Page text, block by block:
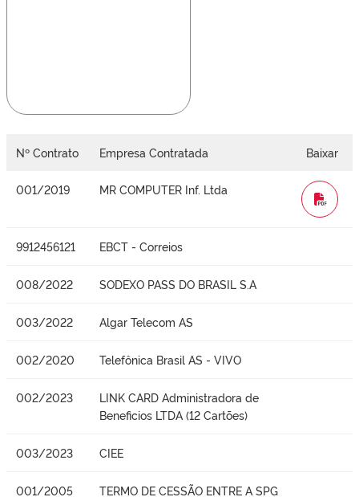
Nº Contrato Empresa Contratada Baixar
001/2019 MR COMPUTER Inf. Ltda
WORD
9912456121 EBCT - Correios
008/2022 SODEXO PASS DO BRASIL S.A
003/2022 Algar Telecom AS
002/2020 Telefônica Brasil AS - VIVO
002/2023
LINK CARD Administradora de
Beneficios LTDA (12 Cartões)
003/2023 CIEE
001/2005
TERMO DE CESSÃO ENTRE A SPG